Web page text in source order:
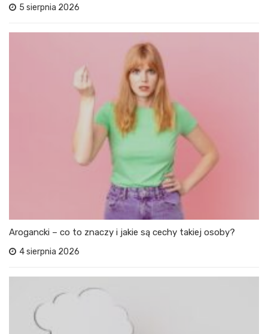
5 sierpnia 2026
Arogancki – co to znaczy i jakie są cechy takiej osoby?
4 sierpnia 2026